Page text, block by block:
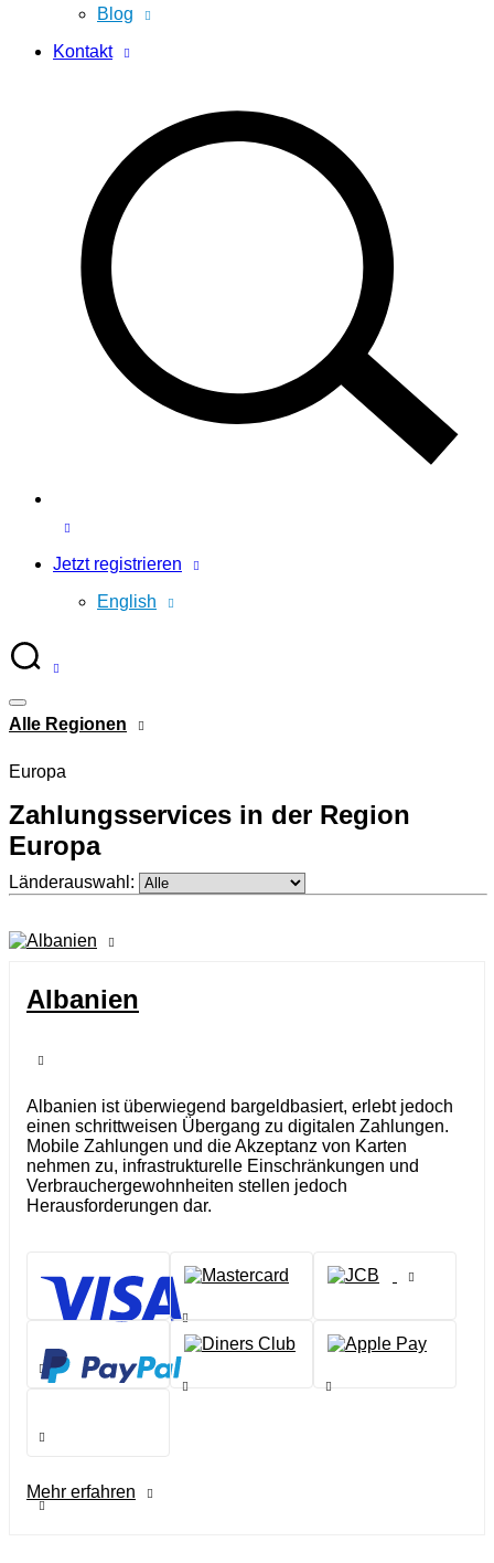
Blog
Kontakt
Jetzt registrieren
English
Alle Regionen
Europa
Zahlungsservices in der Region
Europa
Länderauswahl:
Albanien
Albanien ist überwiegend bargeldbasiert, erlebt jedoch
einen schrittweisen Übergang zu digitalen Zahlungen.
Mobile Zahlungen und die Akzeptanz von Karten
nehmen zu, infrastrukturelle Einschränkungen und
Verbrauchergewohnheiten stellen jedoch
Herausforderungen dar.
Mehr erfahren